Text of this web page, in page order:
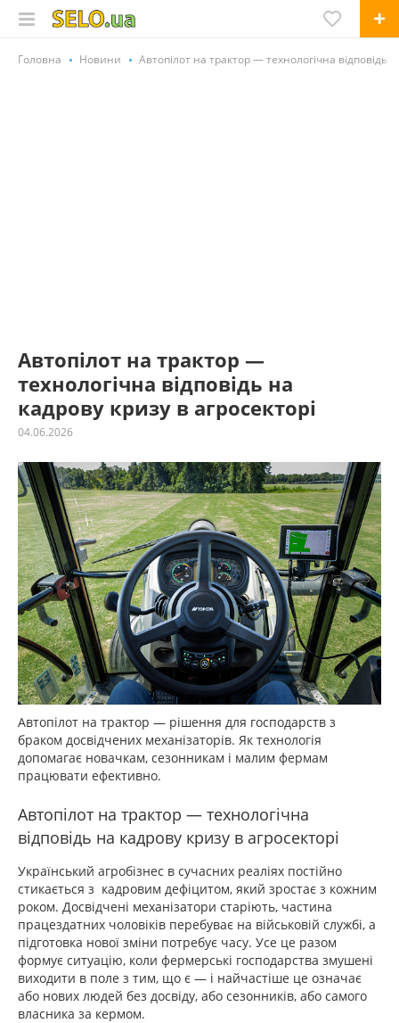
Головна Новини Автопілот на трактор — технологічна відповідь
Автопілот на трактор —
технологічна відповідь на
кадрову кризу в агросекторі
04.06.2026
Автопілот на трактор — рішення для господарств з
браком досвідчених механізаторів. Як технологія
допомагає новачкам, сезонникам і малим фермам
працювати ефективно.
Автопілот на трактор — технологічна
відповідь на кадрову кризу в агросекторі
Український агробізнес в сучасних реаліях постійно
стикається з кадровим дефіцитом, який зростає з кожним
роком. Досвідчені механізатори старіють, частина
працездатних чоловіків перебуває на військовій службі, а
підготовка нової зміни потребує часу. Усе це разом
формує ситуацію, коли фермерські господарства змушені
виходити в поле з тим, що є — і найчастіше це означає
або нових людей без досвіду, або сезонників, або самого
власника за кермом.